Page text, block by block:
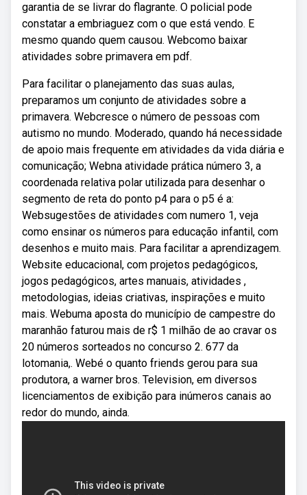
garantia de se livrar do flagrante. O policial pode
constatar a embriaguez com o que está vendo. E
mesmo quando quem causou. Webcomo baixar
atividades sobre primavera em pdf.
Para facilitar o planejamento das suas aulas,
preparamos um conjunto de atividades sobre a
primavera. Webcresce o número de pessoas com
autismo no mundo. Moderado, quando há necessidade
de apoio mais frequente em atividades da vida diária e
comunicação; Webna atividade prática número 3, a
coordenada relativa polar utilizada para desenhar o
segmento de reta do ponto p4 para o p5 é a:
Websugestões de atividades com numero 1, veja
como ensinar os números para educação infantil, com
desenhos e muito mais. Para facilitar a aprendizagem.
Website educacional, com projetos pedagógicos,
jogos pedagógicos, artes manuais, atividades ,
metodologias, ideias criativas, inspirações e muito
mais. Webuma aposta do município de campestre do
maranhão faturou mais de r$ 1 milhão de ao cravar os
20 números sorteados no concurso 2. 677 da
lotomania,. Webé o quanto friends gerou para sua
produtora, a warner bros. Television, em diversos
licenciamentos de exibição para inúmeros canais ao
redor do mundo, ainda.